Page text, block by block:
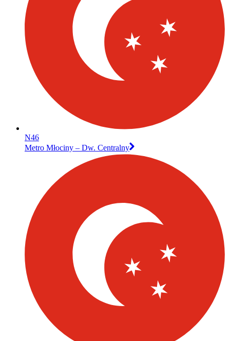
N46
Metro Młociny – Dw. Centralny